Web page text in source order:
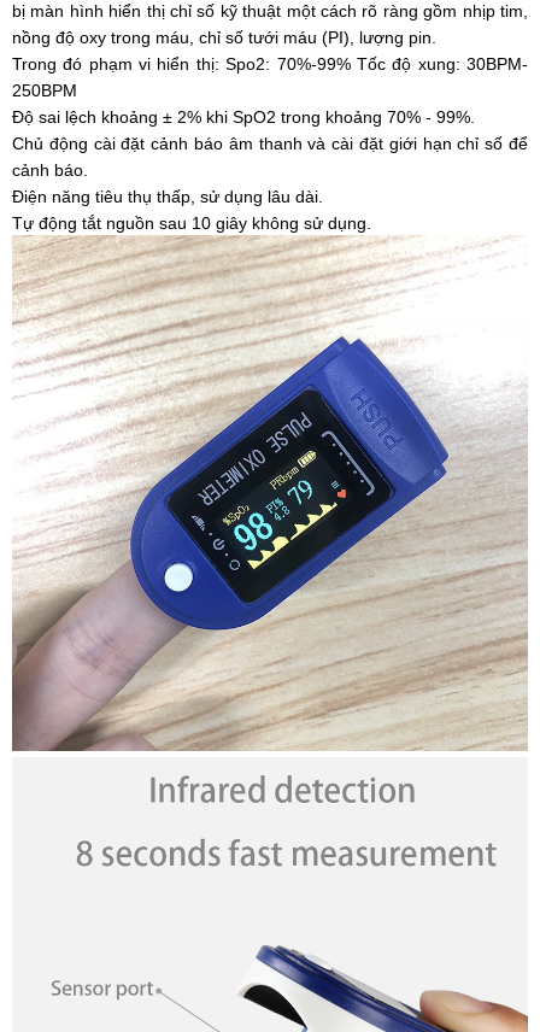
bị màn hình hiển thị chỉ số kỹ thuật một cách rõ ràng gồm nhịp tim,
nồng độ oxy trong máu, chỉ số tưới máu (PI), lượng pin.
Trong đó phạm vi hiển thị: Spo2: 70%-99% Tốc độ xung: 30BPM-
250BPM
Độ sai lệch khoảng ± 2% khi SpO2 trong khoảng 70% - 99%.
Chủ động cài đặt cảnh báo âm thanh và cài đặt giới hạn chỉ số để
cảnh báo.
Điện năng tiêu thụ thấp, sử dụng lâu dài.
Tự động tắt nguồn sau 10 giây không sử dụng.